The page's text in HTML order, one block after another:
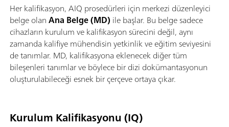
Her kalifikasyon, AIQ prosedürleri için merkezi düzenleyici
belge olanAna Belge (MD) ile başlar. Bu belge sadece
cihazların kurulum ve kalifikasyon sürecini değil, aynı
zamanda kalifiye mühendisin yetkinlik ve eğitim seviyesini
de tanımlar. MD, kalifikasyona eklenecek diğer tüm
bileşenleri tanımlar ve böylece bir dizi dokümantasyonun
oluşturulabileceği esnek bir çerçeve ortaya çıkar.
Kurulum Kalifikasyonu (IQ)